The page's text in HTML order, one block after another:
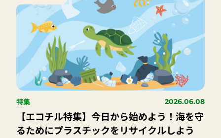
特集 2026.06.08
【エコチル特集】今日から始めよう！海を守
るためにプラスチックをリサイクルしよう